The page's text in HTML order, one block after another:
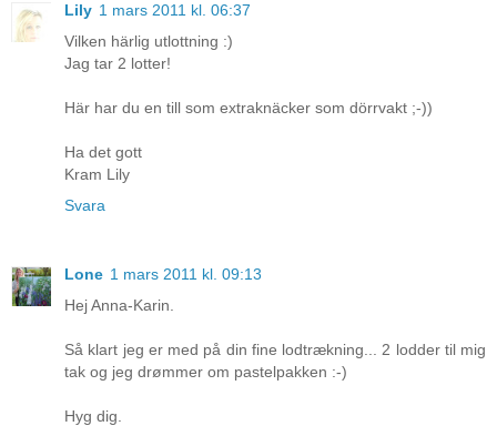
Lily 1 mars 2011 kl. 06:37
Vilken härlig utlottning :)
Jag tar 2 lotter!
Här har du en till som extraknäcker som dörrvakt ;-))
Ha det gott
Kram Lily
Svara
Lone 1 mars 2011 kl. 09:13
Hej Anna-Karin.
Så klart jeg er med på din fine lodtrækning... 2 lodder til mig
tak og jeg drømmer om pastelpakken :-)
Hyg dig.